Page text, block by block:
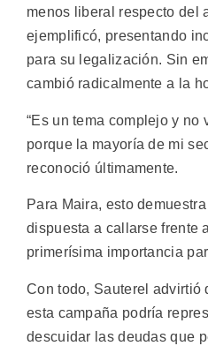
menos liberal respecto del
ejemplificó, presentando
para su legalización. Sin
cambió radicalmente a la
“Es un tema complejo y no
porque la mayoría de mi
reconoció últimamente.
Para Maira, esto
dispuesta a callarse frente
primerísima importancia
Con todo, Sauterel advirtió
esta campaña podría
descuidar las deudas que